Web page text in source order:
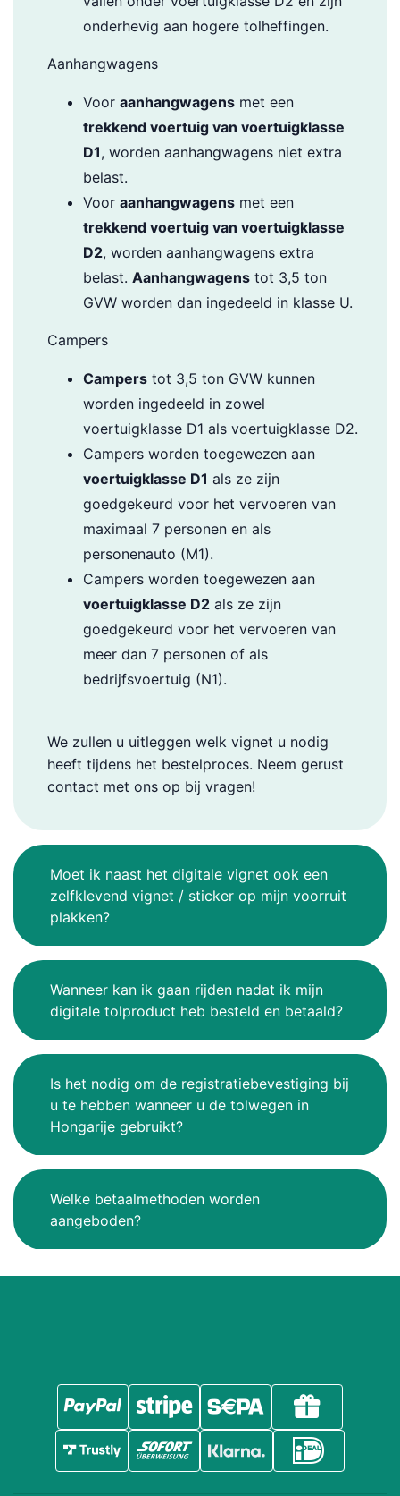
onderhevig aan hogere tolheffingen.
Aanhangwagens
Vooraanhangwagens met een
trekkend voertuig van voertuigklasse
D1, worden aanhangwagens niet extra
belast.
Vooraanhangwagens met een
trekkend voertuig van voertuigklasse
D2, worden aanhangwagens extra
belast.Aanhangwagens tot 3,5 ton
GVW worden dan ingedeeld in klasse U.
Campers
Campers tot 3,5 ton GVW kunnen
worden ingedeeld in zowel
voertuigklasse D1 als voertuigklasse D2.
Campers worden toegewezen aan
voertuigklasse D1 als ze zijn
goedgekeurd voor het vervoeren van
maximaal 7 personen en als
personenauto (M1).
Campers worden toegewezen aan
voertuigklasse D2 als ze zijn
goedgekeurd voor het vervoeren van
meer dan 7 personen of als
bedrijfsvoertuig (N1).
We zullen u uitleggen welk vignet u nodig
heeft tijdens het bestelproces. Neem gerust
contact met ons op bij vragen!
Moet ik naast het digitale vignet ook een
zelfklevend vignet / sticker op mijn voorruit
plakken?
Wanneer kan ik gaan rijden nadat ik mijn
digitale tolproduct heb besteld en betaald?
Is het nodig om de registratiebevestiging bij
u te hebben wanneer u de tolwegen in
Hongarije gebruikt?
Welke betaalmethoden worden
aangeboden?